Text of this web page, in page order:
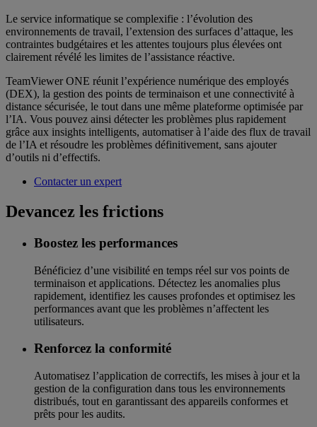
Le service informatique se complexifie : l’évolution des
environnements de travail, l’extension des surfaces d’attaque, les
contraintes budgétaires et les attentes toujours plus élevées ont
clairement révélé les limites de l’assistance réactive.
TeamViewer ONE réunit l’expérience numérique des employés
(DEX), la gestion des points de terminaison et une connectivité à
distance sécurisée, le tout dans une même plateforme optimisée par
l’IA. Vous pouvez ainsi détecter les problèmes plus rapidement
grâce aux insights intelligents, automatiser à l’aide des flux de travail
de l’IA et résoudre les problèmes définitivement, sans ajouter
d’outils ni d’effectifs.
Contacter un expert
Devancez les frictions
Boostez les performances
Bénéficiez d’une visibilité en temps réel sur vos points de
terminaison et applications. Détectez les anomalies plus
rapidement, identifiez les causes profondes et optimisez les
performances avant que les problèmes n’affectent les
utilisateurs.
Renforcez la conformité
Automatisez l’application de correctifs, les mises à jour et la
gestion de la configuration dans tous les environnements
distribués, tout en garantissant des appareils conformes et
prêts pour les audits.